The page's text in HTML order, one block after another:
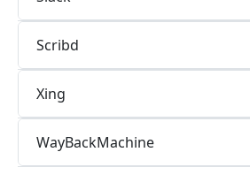
Scribd
Xing
WayBackMachine